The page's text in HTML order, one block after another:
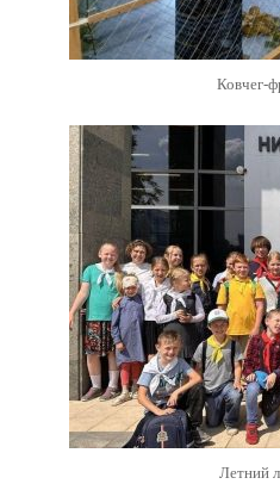
Ковчег-
Летний